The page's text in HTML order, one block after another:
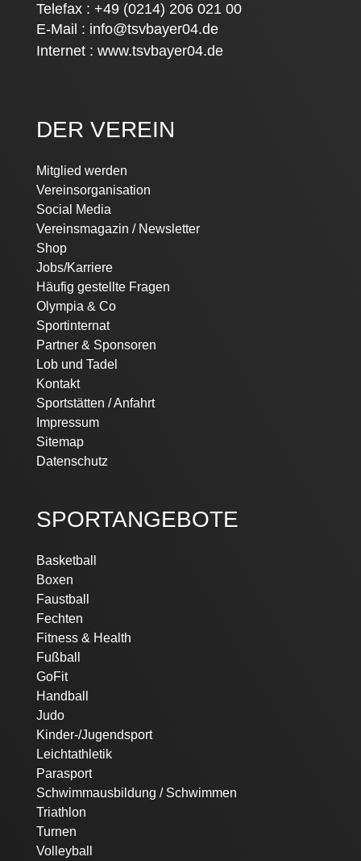
Telefax : +49 (0214) 206 021 00
E-Mail : info@tsvbayer04.de
Internet : www.tsvbayer04.de
DER VEREIN
Navigation
überspringen
Mitglied werden
Vereinsorganisation
Social Media
Vereinsmagazin / Newsletter
Shop
Jobs/Karriere
Häufig gestellte Fragen
Olympia & Co
Sportinternat
Partner & Sponsoren
Lob und Tadel
Kontakt
Sportstätten / Anfahrt
Impressum
Sitemap
Datenschutz
SPORTANGEBOTE
Navigation
überspringen
Basketball
Boxen
Faustball
Fechten
Fitness & Health
Fußball
GoFit
Handball
Judo
Kinder-/Jugendsport
Leichtathletik
Parasport
Schwimmausbildung / Schwimmen
Triathlon
Turnen
Volleyball